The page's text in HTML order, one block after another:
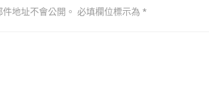
地址不會公開。 必填欄位標示為 *